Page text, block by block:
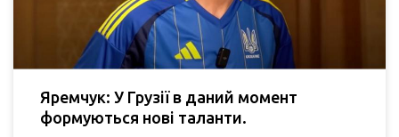
Яремчук: У Грузії в даний момент
формуються нові таланти.